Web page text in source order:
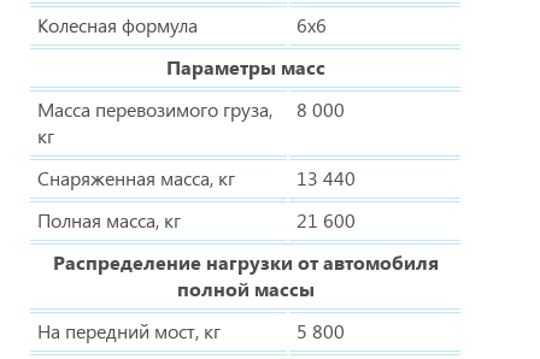
Колесная формула
6х6
Параметры масс
Масса перевозимого груза,
кг
8 000
Снаряженная масса, кг
13 440
Полная масса, кг
21 600
Распределение нагрузки от автомобиля
полной массы
На передний мост, кг
5 800